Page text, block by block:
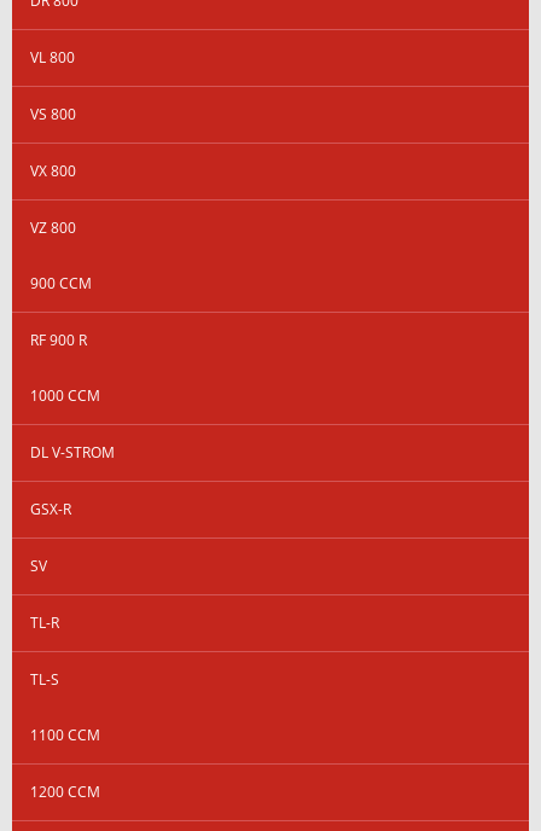
VL 800
VS 800
VX 800
VZ 800
900 CCM
RF 900 R
1000 CCM
DL V-STROM
GSX-R
SV
TL-R
TL-S
1100 CCM
1200 CCM